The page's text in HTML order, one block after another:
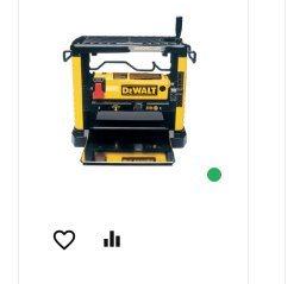
favorite_border equalizer